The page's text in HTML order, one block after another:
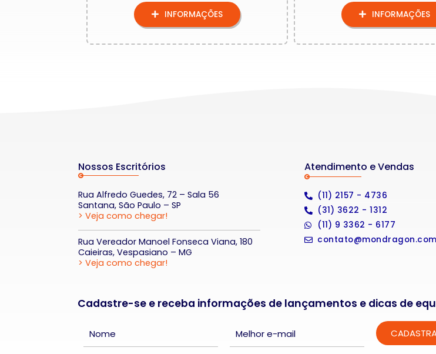
INFORMAÇÕES INFORMAÇÕES
Nossos Escritórios
Rua Alfredo Guedes, 72 – Sala 56
Santana, São Paulo – SP
> Veja como chegar!
Rua Vereador Manoel Fonseca Viana, 180
Caieiras, Vespasiano – MG
> Veja como chegar!
Atendimento e Vendas
(11) 2157 - 4736
(31) 3622 - 1312
(11) 9 3362 - 6177
Cadastre-se e receba informações de lançamentos e dicas de